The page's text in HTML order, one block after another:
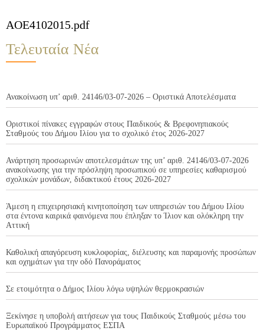
AOE4102015.pdf
Τελευταία Νέα
Ανακοίνωση υπ’ αριθ. 24146/03-07-2026 – Οριστικά Αποτελέσματα
Οριστικοί πίνακες εγγραφών στους Παιδικούς & Βρεφονηπιακούς
Σταθμούς του Δήμου Ιλίου για το σχολικό έτος 2026-2027
Ανάρτηση προσωρινών αποτελεσμάτων της υπ’ αριθ. 24146/03-07-2026
ανακοίνωσης για την πρόσληψη προσωπικού σε υπηρεσίες καθαρισμού
σχολικών μονάδων, διδακτικού έτους 2026-2027
Άμεση η επιχειρησιακή κινητοποίηση των υπηρεσιών του Δήμου Ιλίου
στα έντονα καιρικά φαινόμενα που έπληξαν το Ίλιον και ολόκληρη την
Αττική
Καθολική απαγόρευση κυκλοφορίας, διέλευσης και παραμονής προσώπων
και οχημάτων για την οδό Πανοράματος
Σε ετοιμότητα ο Δήμος Ιλίου λόγω υψηλών θερμοκρασιών
Ξεκίνησε η υποβολή αιτήσεων για τους Παιδικούς Σταθμούς μέσω του
Ευρωπαϊκού Προγράμματος ΕΣΠΑ